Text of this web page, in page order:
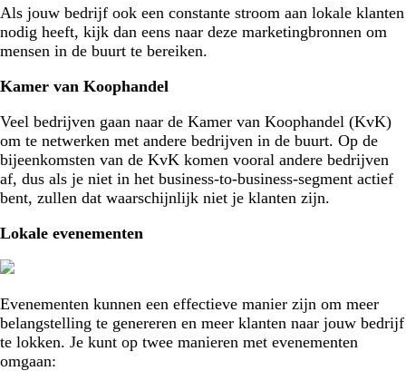
Als jouw bedrijf ook een constante stroom aan lokale klanten
nodig heeft, kijk dan eens naar deze marketingbronnen om
mensen in de buurt te bereiken.
Kamer van Koophandel
Veel bedrijven gaan naar de Kamer van Koophandel (KvK)
om te netwerken met andere bedrijven in de buurt. Op de
bijeenkomsten van de KvK komen vooral andere bedrijven
af, dus als je niet in het business-to-business-segment actief
bent, zullen dat waarschijnlijk niet je klanten zijn.
Lokale evenementen
Evenementen kunnen een effectieve manier zijn om meer
belangstelling te genereren en meer klanten naar jouw bedrijf
te lokken. Je kunt op twee manieren met evenementen
omgaan: